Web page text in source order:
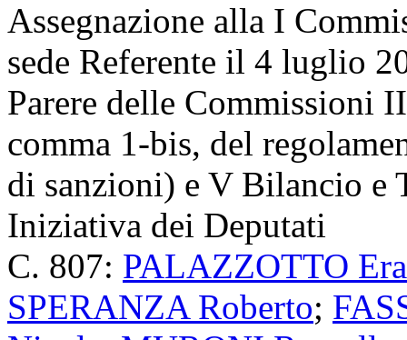
Assegnazione alla I
sede Referente il 4 luglio
Parere delle Commissioni
comma 1-bis, del
di sanzioni) e V Bilancio e
Iniziativa dei Deputati
C. 807: PALAZZOTTO
SPERANZA Roberto;